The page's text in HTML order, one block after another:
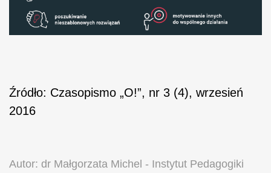
Źródło: Czasopismo „O!”, nr 3 (4), wrzesień
2016
Autor: dr Małgorzata Michel - Instytut Pedagogiki